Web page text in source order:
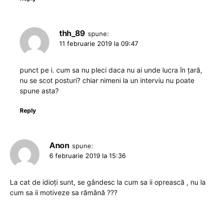
thh_89 spune:
11 februarie 2019 la 09:47
punct pe i. cum sa nu pleci daca nu ai unde lucra în țară,
nu se scot posturi? chiar nimeni la un interviu nu poate
spune asta?
Reply
Anon spune:
6 februarie 2019 la 15:36
La cat de idioți sunt, se gândesc la cum sa ii oprească , nu la
cum sa ii motiveze sa rămână ???